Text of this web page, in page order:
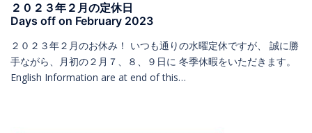
２０２３年２月の定休日
Days off on February 2023
２０２３年２月のお休み！ いつも通りの水曜定休ですが、 誠に勝
手ながら、月初の２月７、８、９日に 冬季休暇をいただきます。
English Information are at end of this…